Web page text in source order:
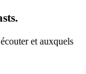
et auxquels